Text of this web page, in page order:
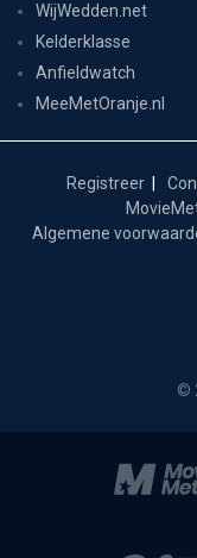
WijWedden.net
Kelderklasse
Anfieldwatch
MeeMetOranje.nl
Registreer
Algemene
©